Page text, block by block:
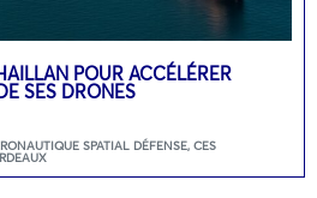
POUR ACCÉLÉRER
SES DRONES
SPATIAL DÉFENSE, CES